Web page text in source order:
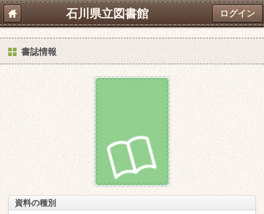
石川県立図書館 ログイン
書誌情報
資料の種別